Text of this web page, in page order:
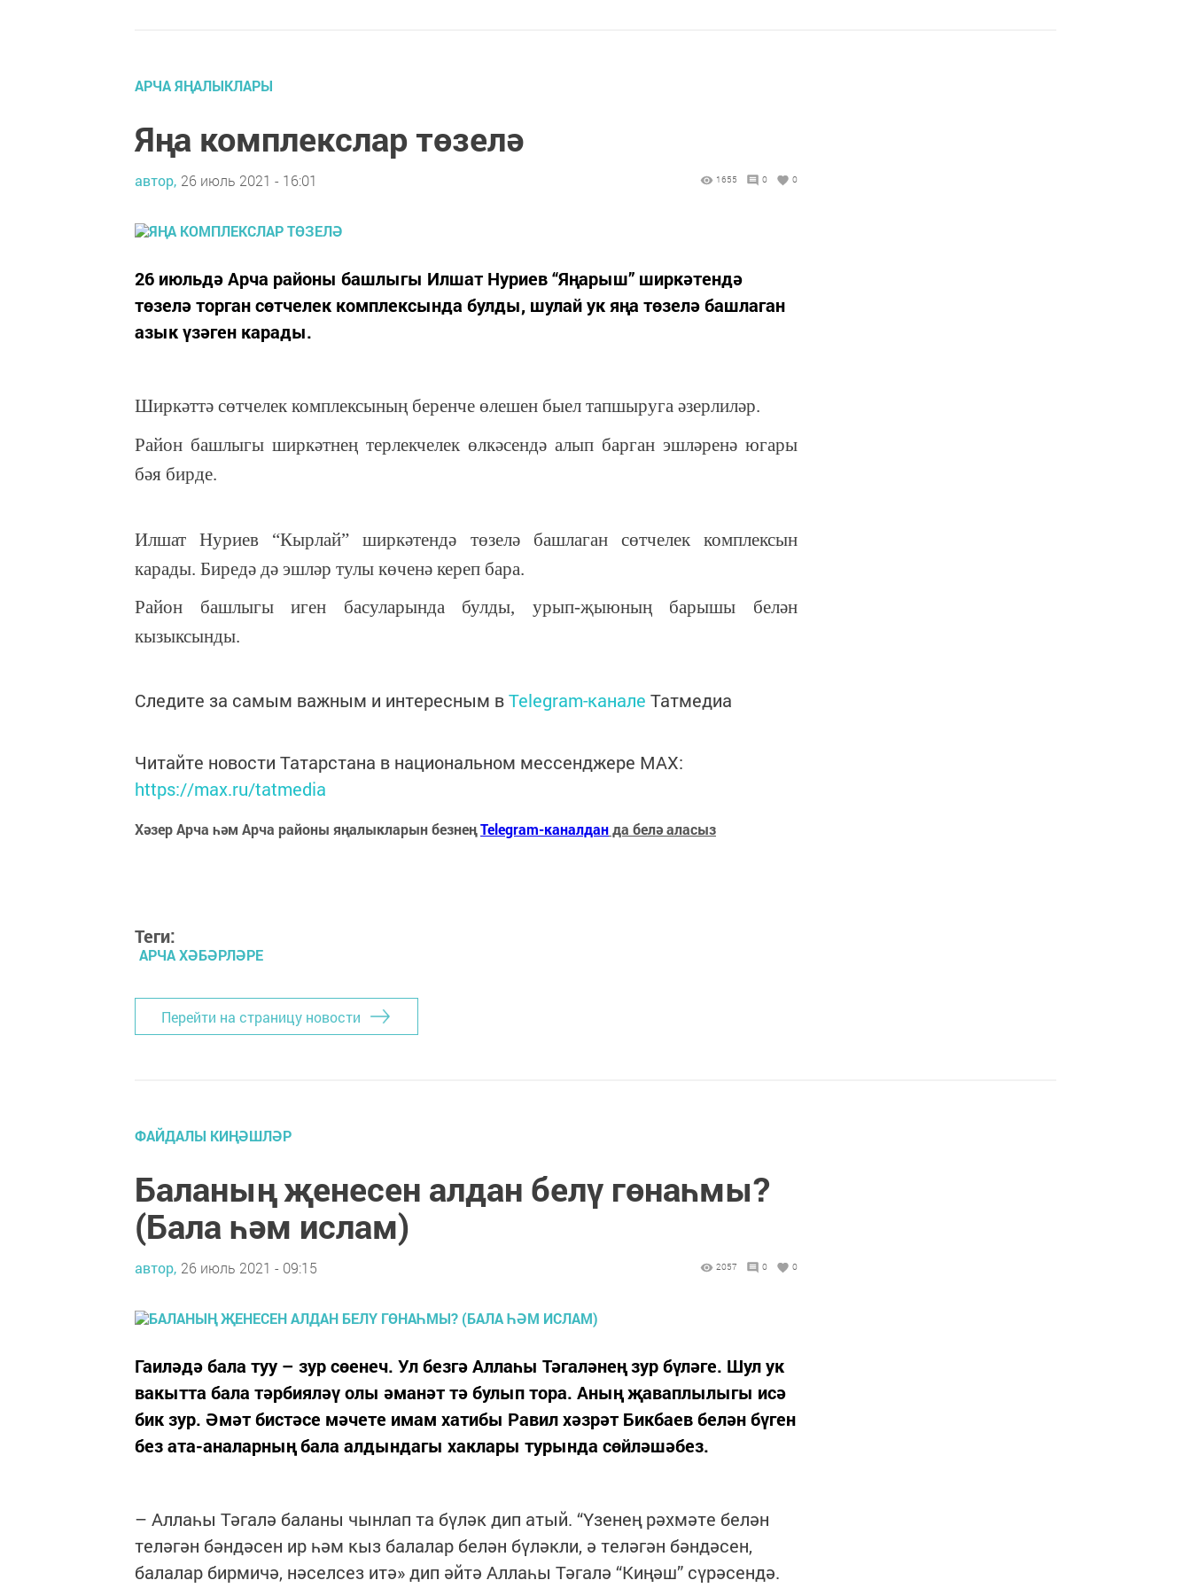
АРЧА ЯҢАЛЫКЛАРЫ
Яңа комплекслар төзелә
автор, 26 июль 2021 - 16:01 1655 0 0
26 июльдә Арча районы башлыгы Илшат Нуриев “Яңарыш” ширкәтендә
төзелә торган сөтчелек комплексында булды, шулай ук яңа төзелә башлаган
азык үзәген карады.
Ширкәттә сөтчелек комплексының беренче өлешен быел тапшыруга әзерлиләр.
Район башлыгы ширкәтнең терлекчелек өлкәсендә алып барган эшләренә югары
бәя бирде.
Илшат Нуриев “Кырлай” ширкәтендә төзелә башлаган сөтчелек комплексын
карады. Биредә дә эшләр тулы көченә кереп бара.
Район башлыгы иген басуларында булды, урып-җыюның барышы белән
кызыксынды.
Следите за самым важным и интересным вTelegram-канале Татмедиа
Читайте новости Татарстана в национальном мессенджере MАХ:
https://max.ru/tatmedia
Хәзер Арча һәм Арча районы яңалыкларын безнеңTelegram-каналданда белә аласыз
Теги:
АРЧА ХӘБӘРЛӘРЕ
Перейти на страницу новости
ФАЙДАЛЫ КИҢӘШЛӘР
Баланың җенесен алдан белү гөнаһмы?
(Бала һәм ислам)
автор, 26 июль 2021 - 09:15 2057 0 0
Гаиләдә бала туу – зур сөенеч. Ул безгә Аллаһы Тәгаләнең зур бүләге. Шул ук
вакытта бала тәрбияләү олы әманәт тә булып тора. Аның җаваплылыгы исә
бик зур. Әмәт бистәсе мәчете имам хатибы Равил хәзрәт Бикбаев белән бүген
без ата-аналарның бала алдындагы хаклары турында сөйләшәбез.
– Аллаһы Тәгалә баланы чынлап та бүләк дип атый. “Үзенең рәхмәте белән
теләгән бәндәсен ир һәм кыз балалар белән бүләкли, ә теләгән бәндәсен,
балалар бирмичә, нәселсез итә» дип әйтә Аллаһы Тәгалә “Киңәш” сүрәсендә.